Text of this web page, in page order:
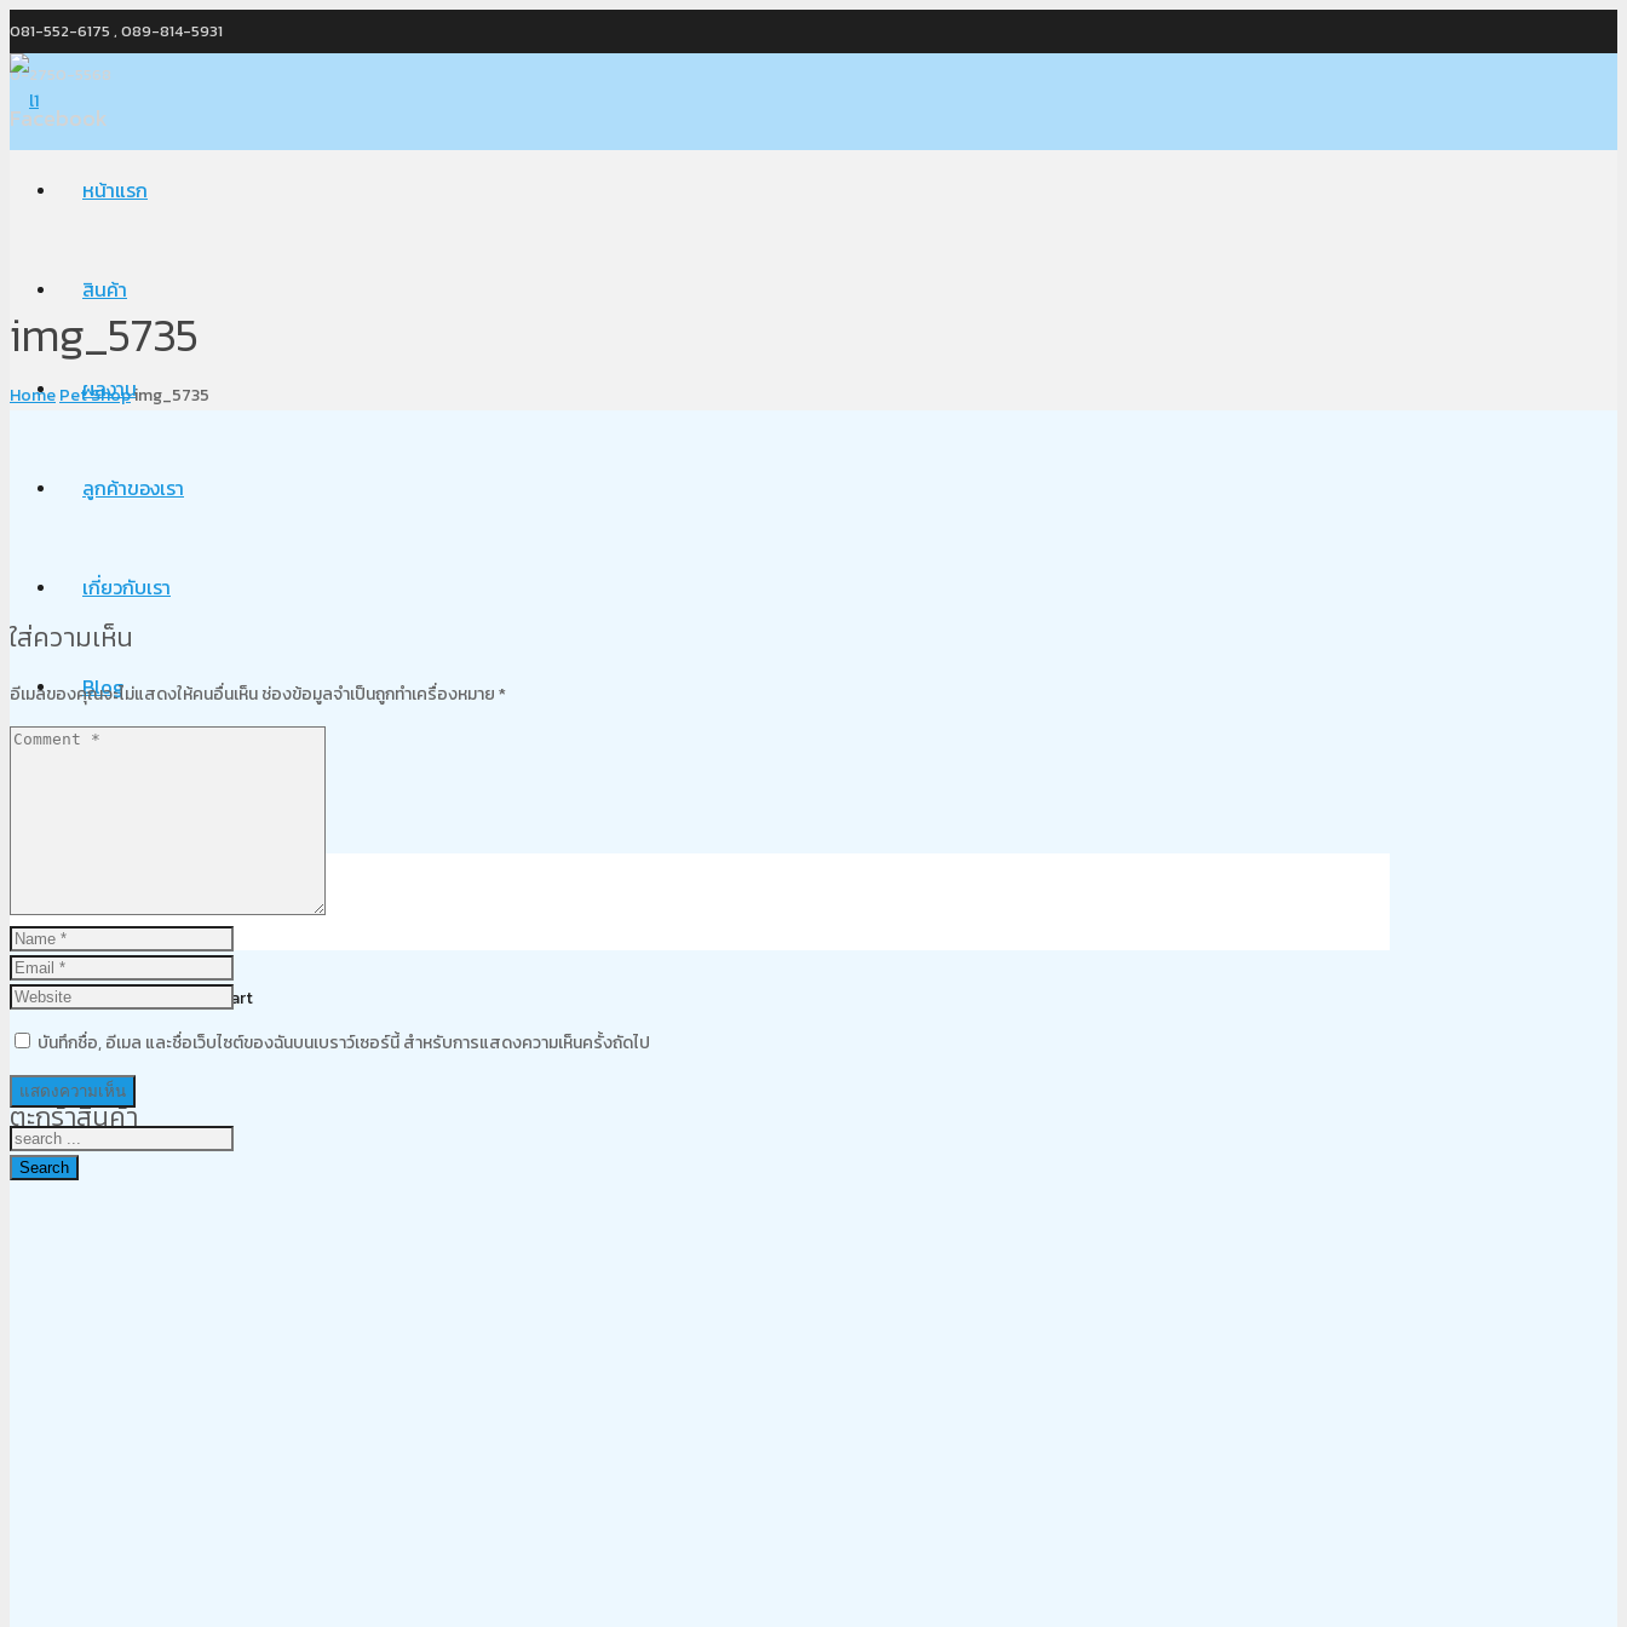
081-552-6175 , 089-814-5931
0-2750-5568
Facebook
หน้าแรก
สินค้า
ผลงาน
ลูกค้าของเรา
เกี่ยวกับเรา
Blog
Product was added to your cart
ตะกร้าสินค้า
img_5735
HomePet Shopimg_5735
ใส่ความเห็น
อีเมลของคุณจะไม่แสดงให้คนอื่นเห็นช่องข้อมูลจำเป็นถูกทำเครื่องหมาย*
บันทึกชื่อ, อีเมล และชื่อเว็บไซต์ของฉันบนเบราว์เซอร์นี้ สำหรับการแสดงความเห็นครั้งถัดไป
Search